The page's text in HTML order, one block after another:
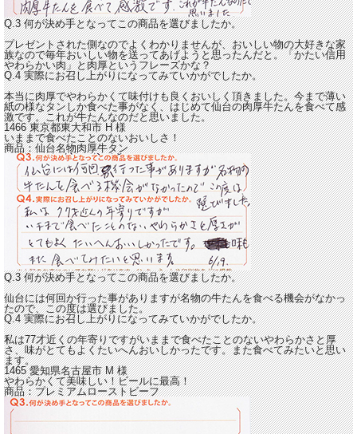
Q.3 何が決め手となってこの商品を選びましたか。
プレゼントされた側なのでよくわかりませんが、おいしい物の大好きな家
族なので毎年おいしい物を送ってあげようと思ったんだと。「かたい信用
やわらかい肉」と肉厚というフレーズかな？
Q.4 実際にお召し上がりになってみていかがでしたか。
本当に肉厚でやわらかくて味付けも良くおいしく頂きました。今まで薄い
紙の様なタンしか食べた事がなく、はじめて仙台の肉厚牛たんを食べて感
激です。これが牛たんなのだと思いました。
1466 東京都東大和市H様
いままで食べたことのないおいしさ！
商品：仙台名物肉厚牛タン
Q.3 何が決め手となってこの商品を選びましたか。
仙台には何回か行った事がありますが名物の牛たんを食べる機会がなかっ
たので、この度は選びました。
Q.4 実際にお召し上がりになってみていかがでしたか。
私は77才近くの年寄りですがいままで食べたことのないやわらかさと厚
さ、味がとてもよくたいへんおいしかったです。また食べてみたいと思い
ます。
1465 愛知県名古屋市M様
やわらかくて美味しい！ビールに最高！
商品：プレミアムローストビーフ